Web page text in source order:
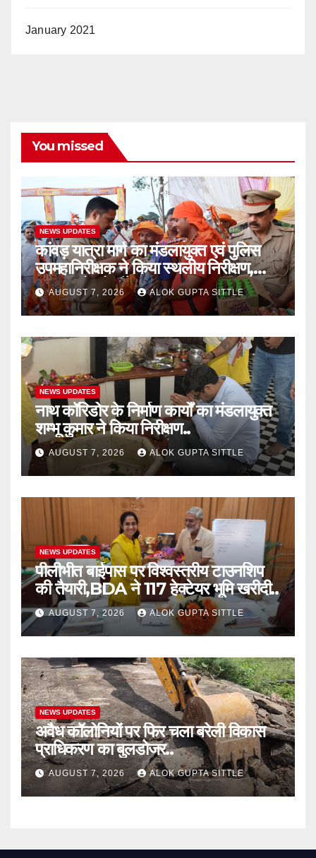
January 2021
You missed
NEWS UPDATES
कांवड़ यात्रा मार्ग का मंडलायुक्त एवं पुलिस
उपमहानिरीक्षक ने किया स्थलीय निरीक्षण,
श्रद्धालुओं को बाँटे फल..
AUGUST 7, 2026 ALOK GUPTA SITTLE
NEWS UPDATES
नाथ कॉरिडोर के निर्माण कार्यों का मंडलायुक्त
शम्भू कुमार ने किया निरीक्षण..
AUGUST 7, 2026 ALOK GUPTA SITTLE
NEWS UPDATES
पीलीभीत बाईपास पर विश्वस्तरीय टाउनशिप
की तैयारी,BDA ने 117 हेक्टेयर भूमि खरीदी..
AUGUST 7, 2026 ALOK GUPTA SITTLE
NEWS UPDATES
अवैध कॉलोनियों पर फिर चला बरेली विकास
प्राधिकरण का बुलडोजर..
AUGUST 7, 2026 ALOK GUPTA SITTLE